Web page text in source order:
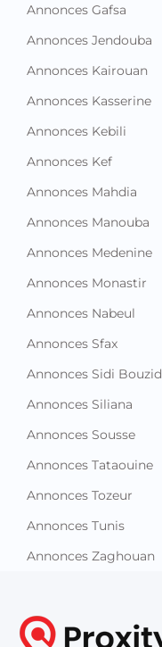
Annonces Gafsa
Annonces Jendouba
Annonces Kairouan
Annonces Kasserine
Annonces Kebili
Annonces Kef
Annonces Mahdia
Annonces Manouba
Annonces Medenine
Annonces Monastir
Annonces Nabeul
Annonces Sfax
Annonces Sidi Bouzid
Annonces Siliana
Annonces Sousse
Annonces Tataouine
Annonces Tozeur
Annonces Tunis
Annonces Zaghouan